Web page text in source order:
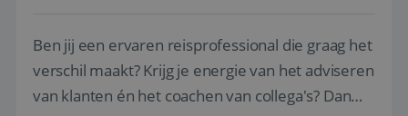
Ben jij een ervaren reisprofessional die graag het
verschil maakt? Krijg je energie van het adviseren
van klanten én het coachen van collega's? Dan